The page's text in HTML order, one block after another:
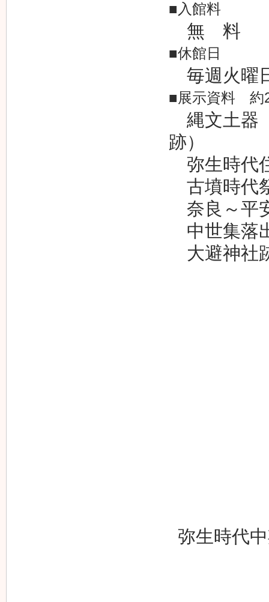
■入館料
無 料
■休館日
毎週火曜
■展示資料 約
縄文土器
跡）
弥生時代
古墳時代
奈良～平
中世集落
大避神社
弥生時代